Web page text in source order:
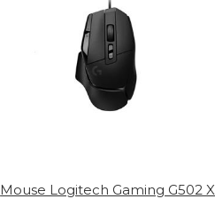
Mouse Logitech Gaming G502 X